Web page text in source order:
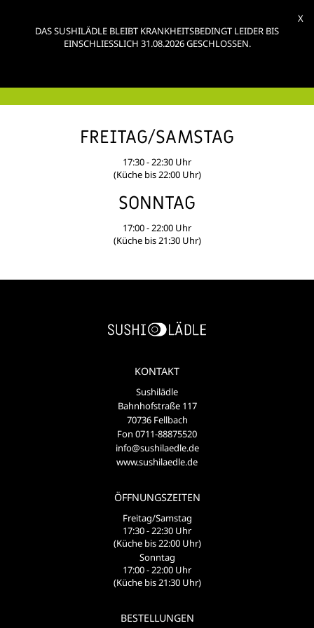
DAS SUSHILÄDLE BLEIBT KRANKHEITSBEDINGT LEIDER BIS
EINSCHLIESSLICH 31.08.2026 GESCHLOSSEN.
X
FREITAG/SAMSTAG
17:30 - 22:30 Uhr
(Küche bis 22:00 Uhr)
SONNTAG
17:00 - 22:00 Uhr
(Küche bis 21:30 Uhr)
KONTAKT
Sushilädle
Bahnhofstraße 117
70736 Fellbach
Fon 0711-88875520
info@sushilaedle.de
www.sushilaedle.de
ÖFFNUNGSZEITEN
Freitag/Samstag
17:30 - 22:30 Uhr
(Küche bis 22:00 Uhr)
Sonntag
17:00 - 22:00 Uhr
(Küche bis 21:30 Uhr)
BESTELLUNGEN